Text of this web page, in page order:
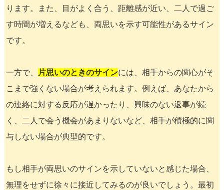
ります。また、目がよく合う、距離感が近い、二人で過ご
す時間が増えるなども、両思いを示す可能性があるサイン
です。
一方で、 片思いのときのサインには、相手からの関心がそ
こまで強くない場合が考えられます。例えば、あなたから
の連絡に対する反応が遅かったり、興味のない返事が続
く、二人で会う機会があまりないなど、相手が積極的に関
与しない場合が典型的です。
もし相手が両思いのサインを示していないと感じた場合、
無理をせずに徐々に接近してみるのが良いでしょう。最初